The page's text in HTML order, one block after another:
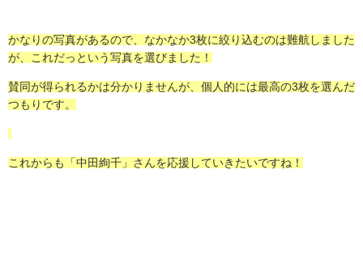
かなりの写真があるので、なかなか3枚に絞り込むのは難航しました
が、これだっという写真を選びました！
賛同が得られるかは分かりませんが、個人的には最高の3枚を選んだ
つもりです。
これからも「中田絢千」さんを応援していきたいですね！